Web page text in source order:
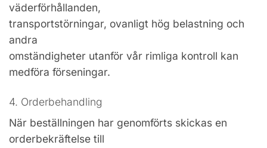
väderförhållanden,
transportstörningar, ovanligt hög belastning och
andra
omständigheter utanför vår rimliga kontroll kan
medföra förseningar.
4. Orderbehandling
När beställningen har genomförts skickas en
orderbekräftelse till